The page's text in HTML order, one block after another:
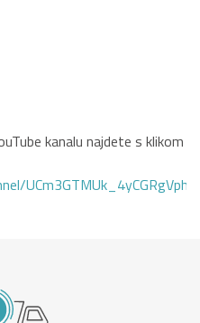
kanalu najdete s klikom